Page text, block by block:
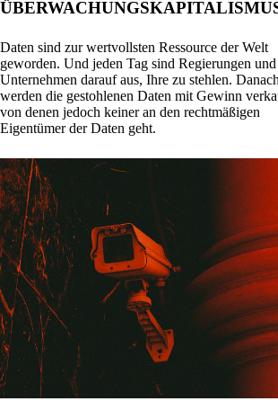
Daten sind zur wertvollsten Ressource der Welt
geworden. Und jeden Tag sind Regierungen und
Unternehmen darauf aus, Ihre zu stehlen. Danach
werden die gestohlenen Daten mit Gewinn
von denen jedoch keiner an den rechtmäßigen
Eigentümer der Daten geht.